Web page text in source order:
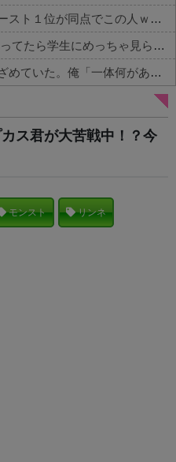
日本をダメにした総理大臣、ワースト１位が同点でこの人ｗｗｗｗｗｗ
【画像】 まま「なんかプール入ってたら学生にめっちゃ見られたw」
出張から帰ったら、嫁の顔が青ざめていた。俺「一体何があったんだ？」嫁「…」→子供たちに話を聞くと…
ス君が大苦戦中！？今
モンスト リンネ